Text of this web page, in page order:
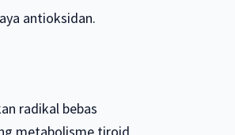
antioksidan.
radikal bebas